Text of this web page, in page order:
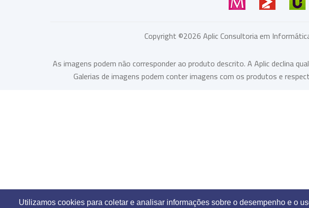
Utilizamos cookies para coletar e analisar informações sobre o desempenho e o
Copyright ©2026Aplic Consultoria em
As imagens podem não corresponder ao produto descrito. A Aplic declina
Galerias de imagens podem conter imagens com os produtos e